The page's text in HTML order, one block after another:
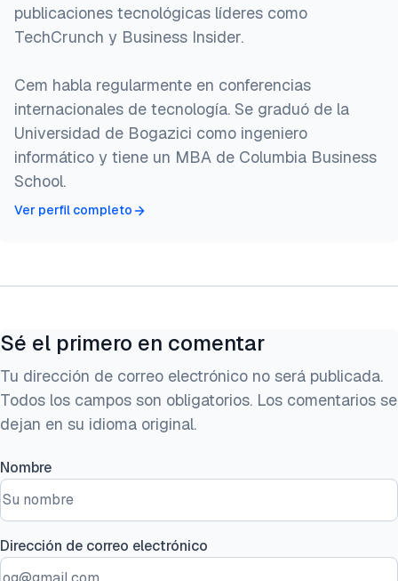
publicaciones tecnológicas líderes como
TechCrunch y Business Insider.
Cem habla regularmente en conferencias
internacionales de tecnología. Se graduó de la
Universidad de Bogazici como ingeniero
informático y tiene un MBA de Columbia Business
School.
Ver perfil completo
Sé el primero en comentar
Tu dirección de correo electrónico no será publicada.
Todos los campos son obligatorios. Los comentarios se
dejan en su idioma original.
Nombre
Dirección de correo electrónico